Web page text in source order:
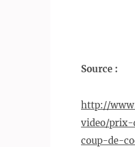
Source :
http://
video/prix-
coup-de-